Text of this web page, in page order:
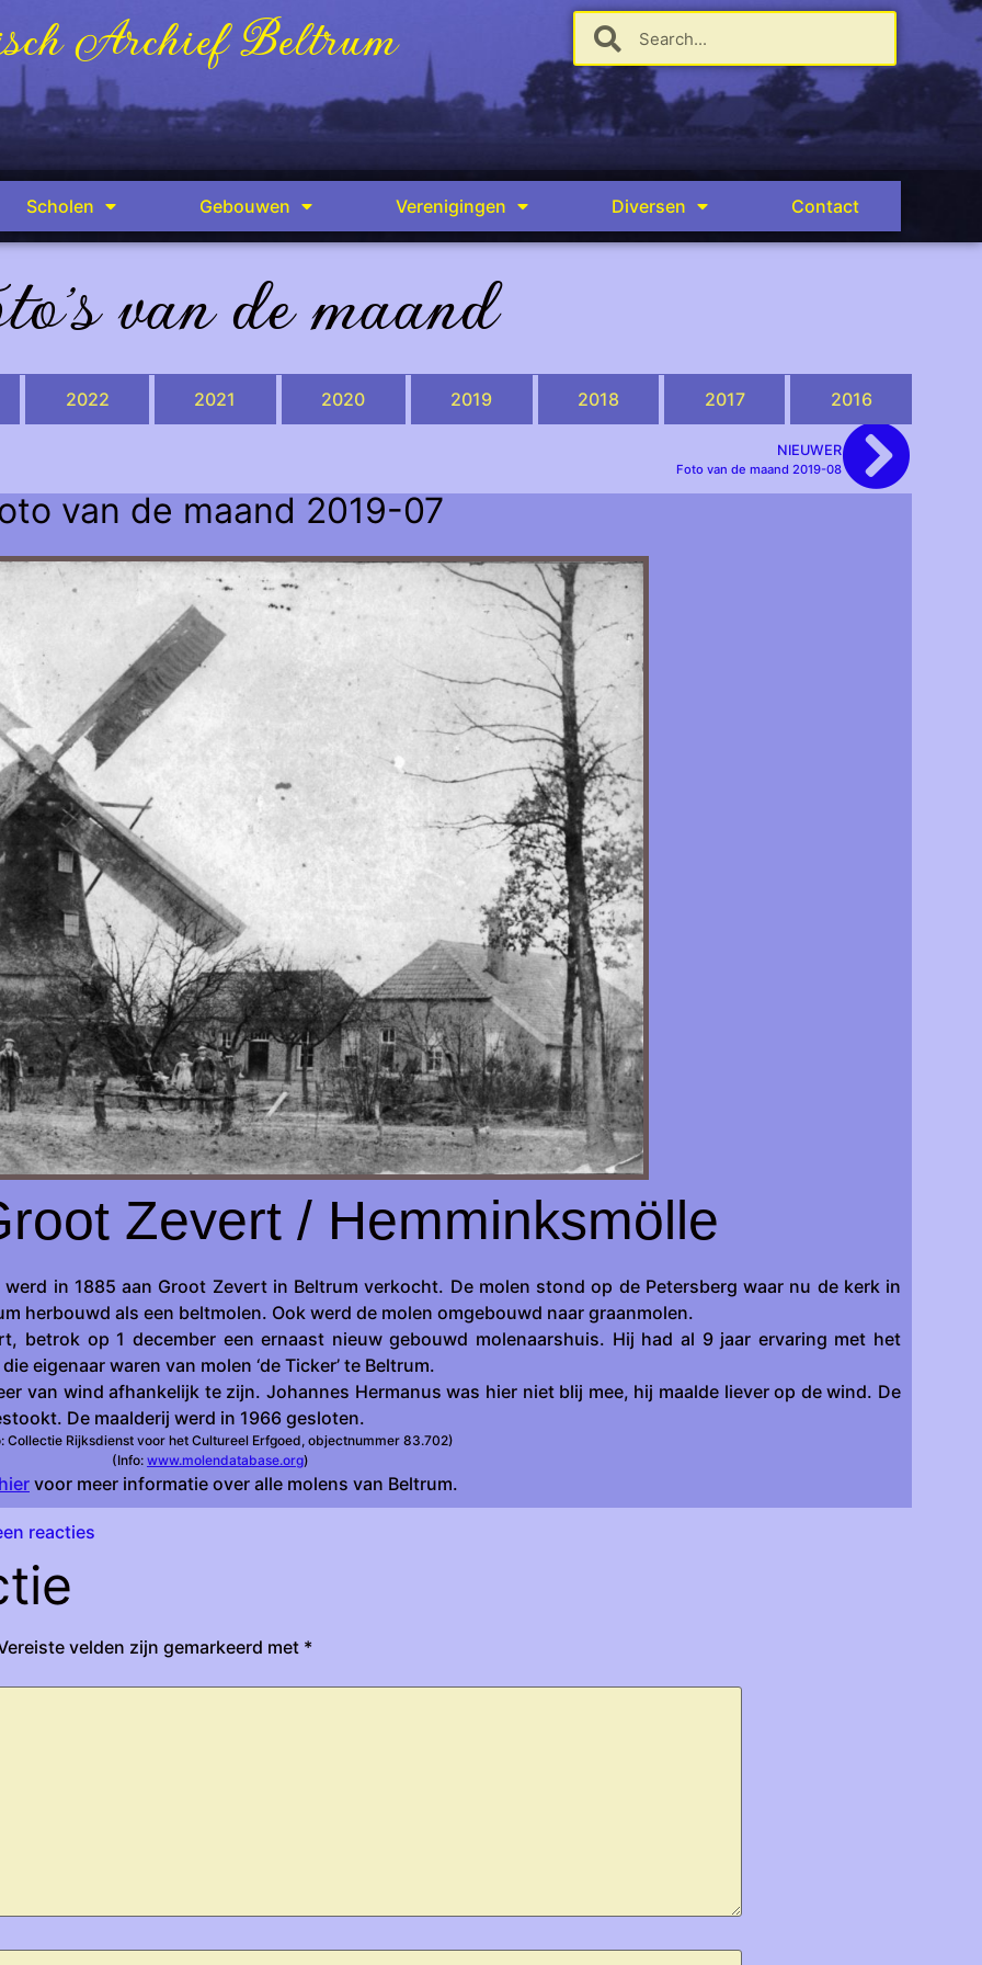
Archief Beltrum
Scholen Gebouwen Verenigingen Diversen Contact
van de maand
2022 2021 2020 2019 2018 2017 2016
NIEUWER
Foto van de maand 2019-08
van de maand 2019-07
Zevert / Hemminksmölle
in 1885 aan Groot Zevert in Beltrum verkocht. De molen stond op de Petersberg waar nu de kerk in
herbouwd als een beltmolen. Ook werd de molen omgebouwd naar graanmolen.
betrok op 1 december een ernaast nieuw gebouwd molenaarshuis. Hij had al 9 jaar ervaring met het
eigenaar waren van molen ‘de Ticker’ te Beltrum.
van wind afhankelijk te zijn. Johannes Hermanus was hier niet blij mee, hij maalde liever op de wind. De
De maalderij werd in 1966 gesloten.
Collectie Rijksdienst voor het Cultureel Erfgoed, objectnummer 83.702)
(Info: www.molendatabase.org)
voor meer informatie over alle molens van Beltrum.
reacties
velden zijn gemarkeerd met *